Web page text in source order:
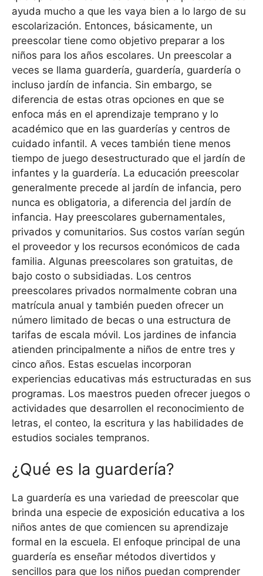
ayuda mucho a que les vaya bien a lo largo de su
escolarización. Entonces, básicamente, un
preescolar tiene como objetivo preparar a los
niños para los años escolares. Un preescolar a
veces se llama guardería, guardería, guardería o
incluso jardín de infancia. Sin embargo, se
diferencia de estas otras opciones en que se
enfoca más en el aprendizaje temprano y lo
académico que en las guarderías y centros de
cuidado infantil. A veces también tiene menos
tiempo de juego desestructurado que el jardín de
infantes y la guardería. La educación preescolar
generalmente precede al jardín de infancia, pero
nunca es obligatoria, a diferencia del jardín de
infancia. Hay preescolares gubernamentales,
privados y comunitarios. Sus costos varían según
el proveedor y los recursos económicos de cada
familia. Algunas preescolares son gratuitas, de
bajo costo o subsidiadas. Los centros
preescolares privados normalmente cobran una
matrícula anual y también pueden ofrecer un
número limitado de becas o una estructura de
tarifas de escala móvil. Los jardines de infancia
atienden principalmente a niños de entre tres y
cinco años. Estas escuelas incorporan
experiencias educativas más estructuradas en sus
programas. Los maestros pueden ofrecer juegos o
actividades que desarrollen el reconocimiento de
letras, el conteo, la escritura y las habilidades de
estudios sociales tempranos.
¿Qué es la guardería?
La guardería es una variedad de preescolar que
brinda una especie de exposición educativa a los
niños antes de que comiencen su aprendizaje
formal en la escuela. El enfoque principal de una
guardería es enseñar métodos divertidos y
sencillos para que los niños puedan comprender